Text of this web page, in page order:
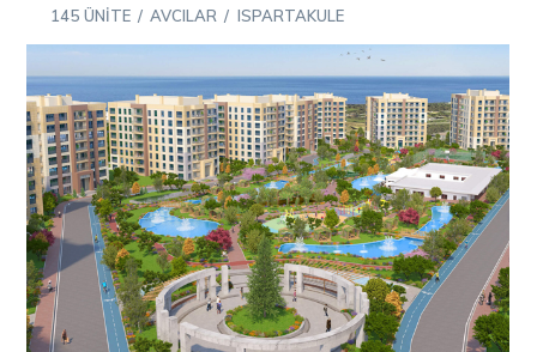
145 ÜNITE / AVCILAR / ISPARTAKULE